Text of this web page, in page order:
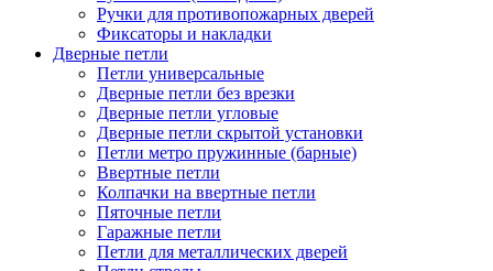
Ручки для противопожарных дверей
Фиксаторы и накладки
Дверные петли
Петли универсальные
Дверные петли без врезки
Дверные петли угловые
Дверные петли скрытой установки
Петли метро пружинные (барные)
Ввертные петли
Колпачки на ввертные петли
Пяточные петли
Гаражные петли
Петли для металлических дверей